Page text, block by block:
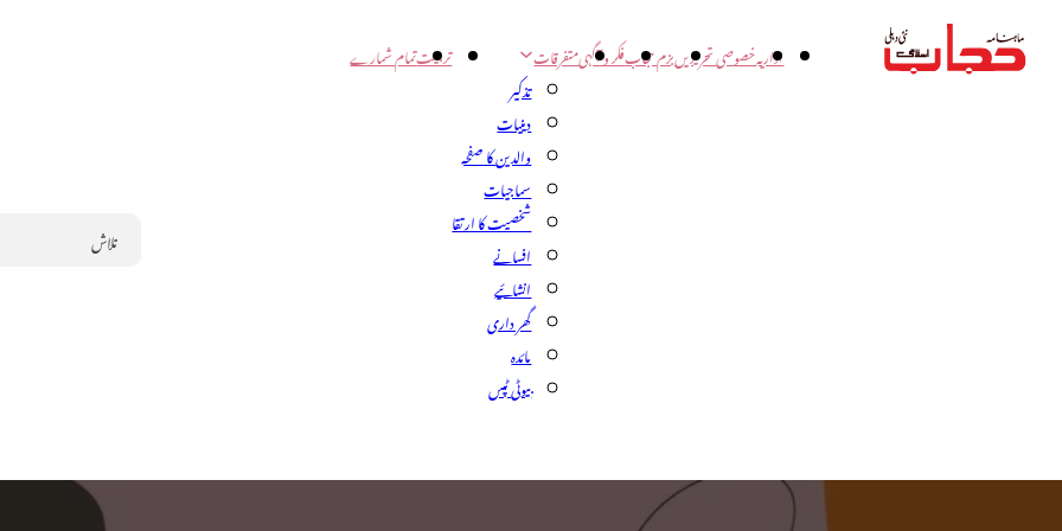
اداریہخصوصی تحریریںبزم حجابفکر و آگہیمتفرقات
تذکیر
دینیات
والدین کا صفحہ
سماجیات
شخصیت کا ارتقا
افسانے
انشائیے
گھر داری
مائدہ
بیوٹی ٹپس
تربیتتمام شمارے
Search